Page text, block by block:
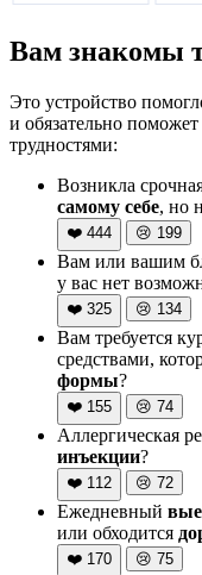
Вам знакомы
Это устройство
и обязательно
трудностями:
Возникла
самому себе, но
❤️ 444 😢 199
Вам или вашим
у вас нет
❤️ 325 😢 134
Вам требуется
средствами,
формы?
❤️ 155 😢 74
Аллергическая
инъекции?
❤️ 112 😢 72
Ежедневный
или обходится
❤️ 170 😢 75